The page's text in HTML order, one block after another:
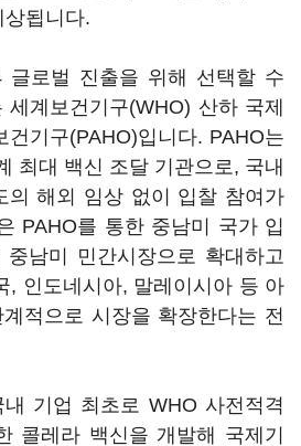
됩니다.
글로벌 진출을 위해 선택할 수
계보건기구(WHO) 산하 국제
건기구(PAHO)입니다. PAHO는
최대 백신 조달 기관으로, 국내
의 해외 임상 없이 입찰 참여가
PAHO를 통한 중남미 국가 입
남미 민간시장으로 확대하고
, 인도네시아, 말레이시아 등 아
적으로 시장을 확장한다는 전
기업 최초로 WHO 사전적격
콜레라 백신을 개발해 국제기